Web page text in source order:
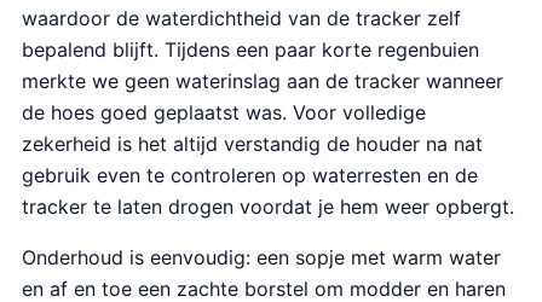
waardoor de waterdichtheid van de tracker zelf
bepalend blijft. Tijdens een paar korte regenbuien
merkte we geen waterinslag aan de tracker wanneer
de hoes goed geplaatst was. Voor volledige
zekerheid is het altijd verstandig de houder na nat
gebruik even te controleren op waterresten en de
tracker te laten drogen voordat je hem weer opbergt.
Onderhoud is eenvoudig: een sopje met warm water
en af en toe een zachte borstel om modder en haren